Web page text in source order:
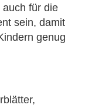
für die
sein, damit
genug